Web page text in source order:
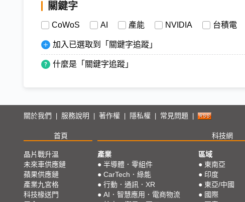
關鍵字
CoWoS AI 產能 NVIDIA 台積電
加入已選取到「關鍵字追蹤」
什麼是「關鍵字追蹤」
關於我們 服務說明 著作權 隱私權 常見問題
首頁 科技網
晶片戰升溫
未來車供應鏈
蘋果供應鏈
產業九宮格
科技椽送門
產業
● 半導體．零組件
● CarTech．綠能
● 行動．通訊．XR
● AI．智慧應用．電商物流
區域
● 東南亞
● 印度
● 東亞/中國
● 國際